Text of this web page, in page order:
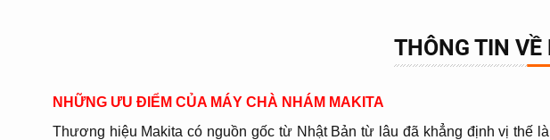
THÔNG TIN
NHỮNG ƯU ĐIỂM CỦA MÁY CHÀ NHÁM MAKITA
Thương hiệu Makita có nguồn gốc từ Nhật Bản từ lâu đã khẳng định vị thế